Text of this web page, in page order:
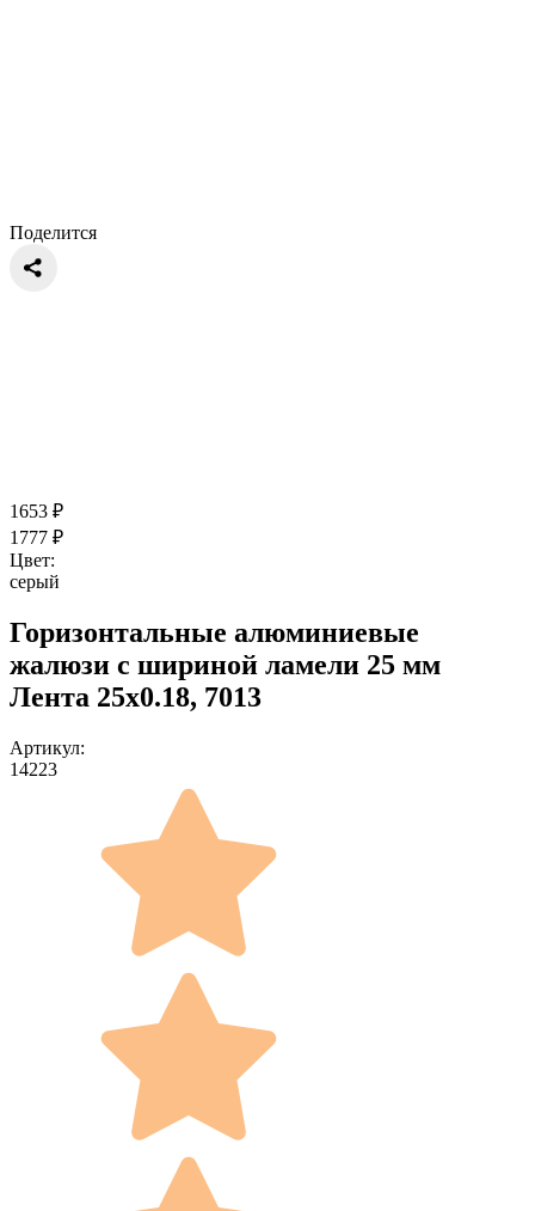
Поделится
1653 ₽
1777 ₽
Цвет:
серый
Горизонтальные алюминиевые
жалюзи с шириной ламели 25 мм
Лента 25x0.18, 7013
Артикул:
14223